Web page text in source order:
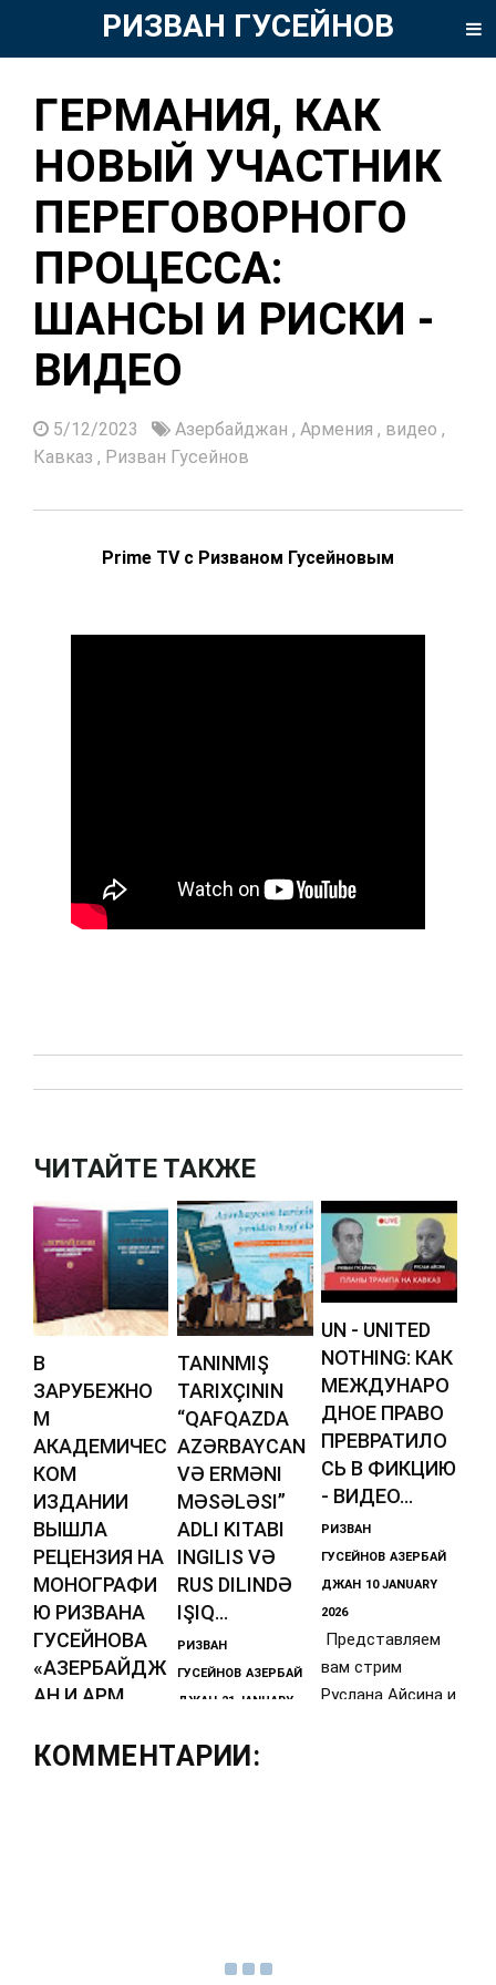
РИЗВАН ГУСЕЙНОВ
ГЕРМАНИЯ, КАК
НОВЫЙ УЧАСТНИК
ПЕРЕГОВОРНОГО
ПРОЦЕССА:
ШАНСЫ И РИСКИ -
ВИДЕО
5/12/2023 Азербайджан , Армения , видео ,
Кавказ , Ризван Гусейнов
Prime TV с Ризваном Гусейновым
ЧИТАЙТЕ ТАКЖЕ
В
ЗАРУБЕЖНО
М
АКАДЕМИЧЕС
КОМ
ИЗДАНИИ
ВЫШЛА
РЕЦЕНЗИЯ НА
МОНОГРАФИ
Ю РИЗВАНА
ГУСЕЙНОВА
«АЗЕРБАЙДЖ
АН И АРМ...
ГУСЕЙНОВ
АЗЕРБАЙ
TANINMIŞ
TARIXÇININ
“QAFQAZDA
AZƏRBAYCAN
VƏ ERMƏNI
MƏSƏLƏSI”
ADLI KITABI
INGILIS VƏ
RUS DILINDƏ
IŞIQ...
РИЗВАН
ГУСЕЙНОВ АЗЕРБАЙ
ДЖАН 21 JANUARY
https://diasporne
UN - UNITED
NOTHING: КАК
МЕЖДУНАРО
ДНОЕ ПРАВО
ПРЕВРАТИЛО
СЬ В ФИКЦИЮ
- ВИДЕО...
РИЗВАН
ГУСЕЙНОВ АЗЕРБАЙ
ДЖАН 10 JANUARY
2026
Представляем
вам стрим
Руслана Айсина и
КОММЕНТАРИИ: